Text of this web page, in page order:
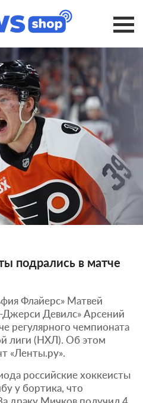
подрались в матче
Флайерс» Матвей
Девилс» Арсений
регулярного чемпионата
лиги (НХЛ). Об этом
«Ленты.ру».
российские хоккеисты
у бортика, что